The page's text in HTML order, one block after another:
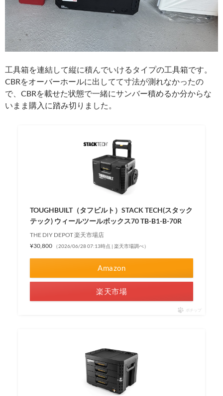
工具箱を連結して縦に積んでいけるタイプの工具箱です。
CBRをオーバーホールに出してて寸法が測れなかったの
で、CBRを載せた状態で一緒にサンバー積めるか分からな
いまま購入に踏み切りました。
TOUGHBUILT（タフビルト）STACK TECH(スタック
テック) ウィールツールボックス70 TB-B1-B-70R
THE DIY DEPOT 楽天市場店
¥30,800
（2026/06/28 07:13時点 | 楽天市場調べ）
Amazon
楽天市場
ポチップ